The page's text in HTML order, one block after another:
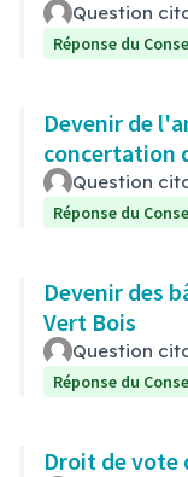
Question
Réponse du
Devenir de
concertation
Question
Réponse du
Devenir des
Vert Bois
Question
Réponse du
Droit de vote